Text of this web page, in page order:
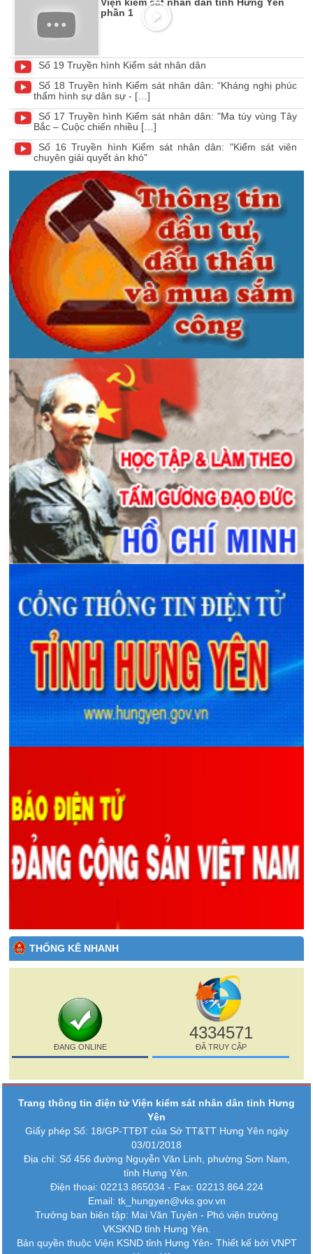
phần 1
Số 19 Truyền hình Kiểm sát nhân dân
Số 18 Truyền hình Kiểm sát nhân dân: “Kháng nghị phúc
thẩm hình sự dân sự - […]
Số 17 Truyền hình Kiểm sát nhân dân: "Ma túy vùng Tây
Bắc – Cuộc chiến nhiều […]
Số 16 Truyền hình Kiểm sát nhân dân: "Kiểm sát viên
chuyên giải quyết án khó"
THỐNG KÊ NHANH
ĐANG ONLINE
4334571
ĐÃ TRUY CẬP
Trang thông tin điện tử Viện kiểm sát nhân dân tỉnh Hưng
Yên
Giấy phép Số: 18/GP-TTĐT của Sở TT&TT Hưng Yên ngày
03/01/2018
Địa chỉ: Số 456 đường Nguyễn Văn Linh, phường Sơn Nam,
tỉnh Hưng Yên.
Điện thoại: 02213.865034 - Fax: 02213.864.224
Email: tk_hungyen@vks.gov.vn
Trưởng ban biên tập: Mai Văn Tuyên - Phó viện trưởng
VKSKND tỉnh Hưng Yên.
Bản quyền thuộc Viện KSND tỉnh Hưng Yên- Thiết kế bởi VNPT